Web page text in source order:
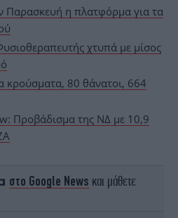
Παρασκευή η πλατφόρμα για τα
χτυπά με μίσος
κρούσματα, 80 θάνατοι, 664
Προβάδισμα της ΝΔ με 10,9
στο Google News και μάθετε